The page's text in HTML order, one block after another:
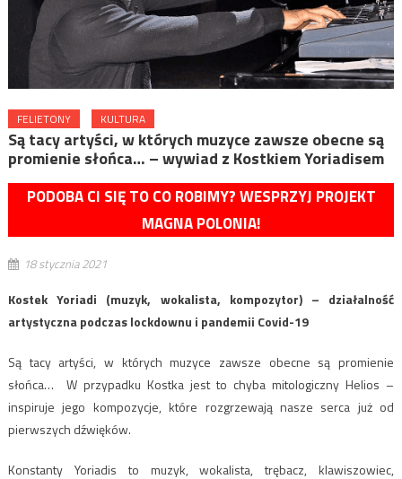
FELIETONY KULTURA
Są tacy artyści, w których muzyce zawsze obecne są
promienie słońca… – wywiad z Kostkiem Yoriadisem
PODOBA CI SIĘ TO CO ROBIMY? WESPRZYJ PROJEKT
MAGNA POLONIA!
18 stycznia 2021
Kostek Yoriadi (muzyk, wokalista, kompozytor) – działalność
artystyczna podczas lockdownu i pandemii Covid-19
Są tacy artyści, w których muzyce zawsze obecne są promienie
słońca… W przypadku Kostka jest to chyba mitologiczny Helios –
inspiruje jego kompozycje, które rozgrzewają nasze serca już od
pierwszych dźwięków.
Konstanty Yoriadis to muzyk, wokalista, trębacz, klawiszowiec,